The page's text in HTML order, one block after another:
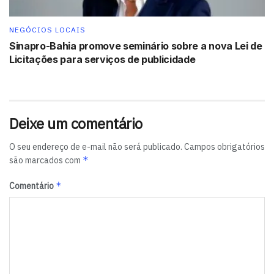
NEGÓCIOS LOCAIS
Sinapro-Bahia promove seminário sobre a nova Lei de
Licitações para serviços de publicidade
Deixe um comentário
O seu endereço de e-mail não será publicado. Campos obrigatórios
são marcados com *
Comentário *